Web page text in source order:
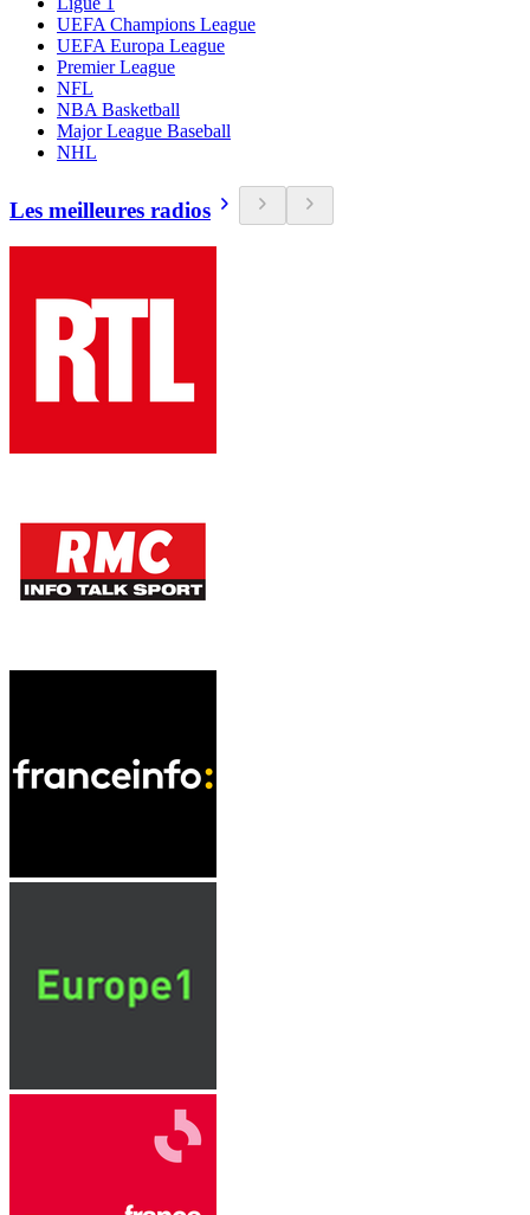
UEFA Champions League
UEFA Europa League
Premier League
NFL
NBA Basketball
Major League Baseball
NHL
Les meilleures radios